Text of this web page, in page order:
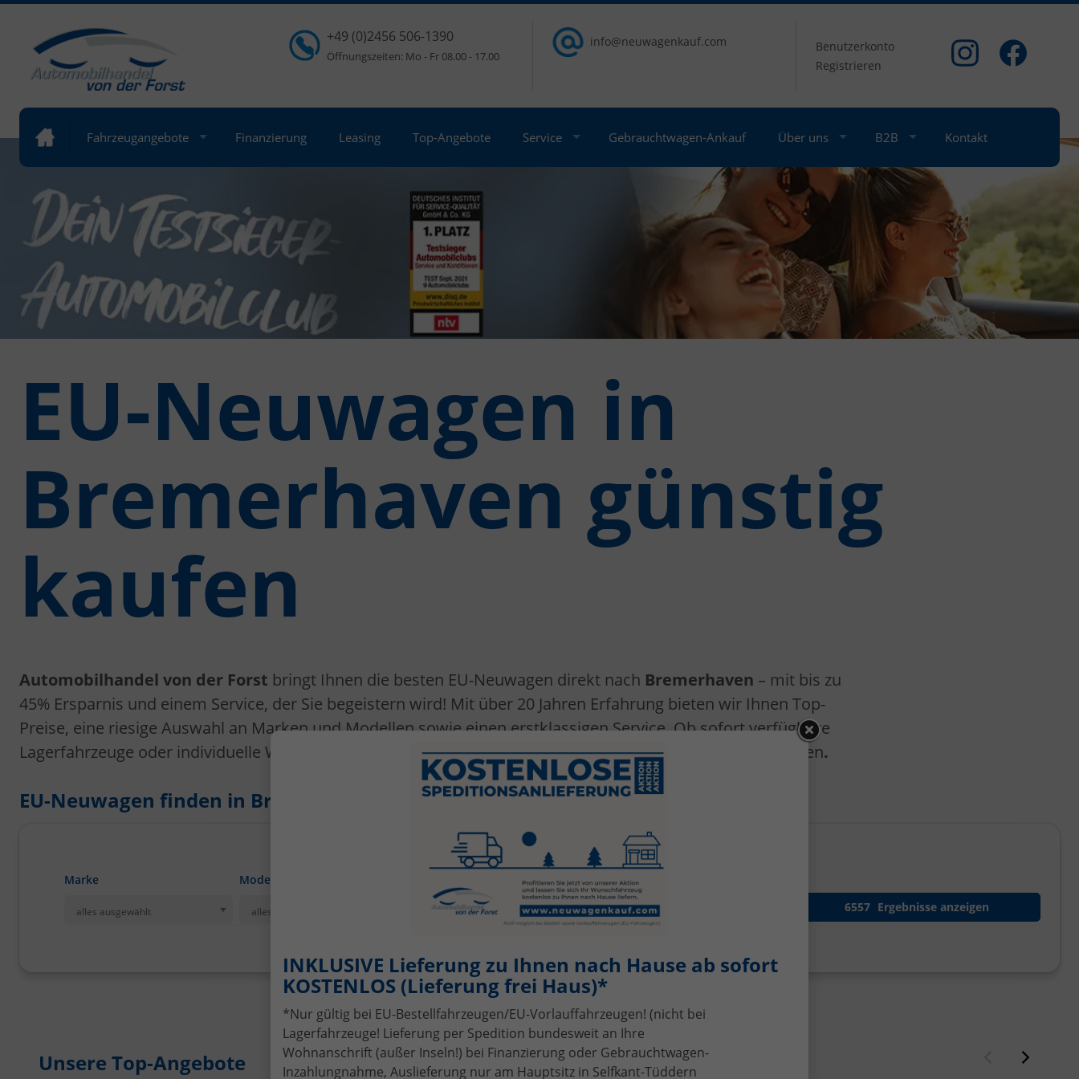
+49 (0)2456 506-1390
Öffnungszeiten: Mo - Fr 08.00 - 17.00
info@neuwagenkauf.com
Benutzerkonto
Registrieren
Fahrzeugangebote Finanzierung Leasing Top-Angebote Service Gebrauchtwagen-Ankauf Über uns B2B Kontakt
EU-Neuwagen in
Bremerhaven günstig
kaufen
Automobilhandel von der Forst bringt Ihnen die besten EU-Neuwagen direkt nach Bremerhaven – mit bis zu
45% Ersparnis und einem Service, der Sie begeistern wird! Mit über 20 Jahren Erfahrung bieten wir Ihnen Top-
Preise, eine riesige Auswahl an Marken und Modellen sowie einen erstklassigen Service. Ob sofort verfügbare
Lagerfahrzeuge oder individuelle Wunschbestellungen – wir liefern Ihr neues Auto direkt nach Bremerhaven.
EU-Neuwagen finden in Bremerhaven: Günstig, sicher, zuverlässig
Marke
alles ausgewählt
Modell
alles ausgewählt alles ausgewählt
Kraftstoffart
alles ausgewählt 6557 Ergebnisse anzeigen
Unsere Top-Angebote Zurück
INKLUSIVE Lieferung zu Ihnen nach Hause ab sofort
KOSTENLOS (Lieferung frei Haus)*
*Nur gültig bei EU-Bestellfahrzeugen/EU-Vorlauffahrzeugen! (nicht bei
Lagerfahrzeuge! Lieferung per Spedition bundesweit an Ihre
Wohnanschrift (außer Inseln!) bei Finanzierung oder Gebrauchtwagen-
Inzahlungnahme, Auslieferung nur am Hauptsitz in Selfkant-Tüddern